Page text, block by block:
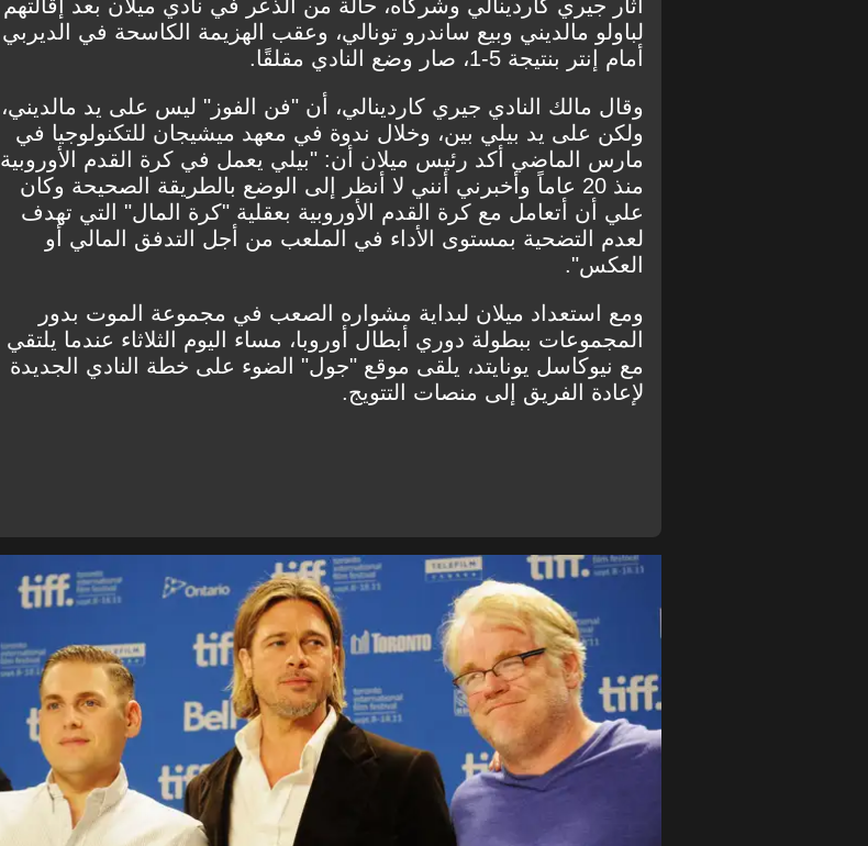
أثار جيري كاردينالي وشركاه، حالة من الذعر في نادي ميلان بعد إقالتهم
لباولو مالديني وبيع ساندرو تونالي، وعقب الهزيمة الكاسحة في الديربي
أمام إنتر بنتيجة 5-1، صار وضع النادي مقلقًا.
وقال مالك النادي جيري كاردينالي، أن "فن الفوز" ليس على يد مالديني،
ولكن على يد بيلي بين، وخلال ندوة في معهد ميشيجان للتكنولوجيا في
مارس الماضي أكد رئيس ميلان أن: "بيلي يعمل في كرة القدم الأوروبية
منذ 20 عاماً وأخبرني أنني لا أنظر إلى الوضع بالطريقة الصحيحة وكان
علي أن أتعامل مع كرة القدم الأوروبية بعقلية "كرة المال" التي تهدف
لعدم التضحية بمستوى الأداء في الملعب من أجل التدفق المالي أو
العكس".
ومع استعداد ميلان لبداية مشواره الصعب في مجموعة الموت بدور
المجموعات ببطولة دوري أبطال أوروبا، مساء اليوم الثلاثاء عندما يلتقي
مع نيوكاسل يونايتد، يلقى موقع "جول" الضوء على خطة النادي الجديدة
لإعادة الفريق إلى منصات التتويج.